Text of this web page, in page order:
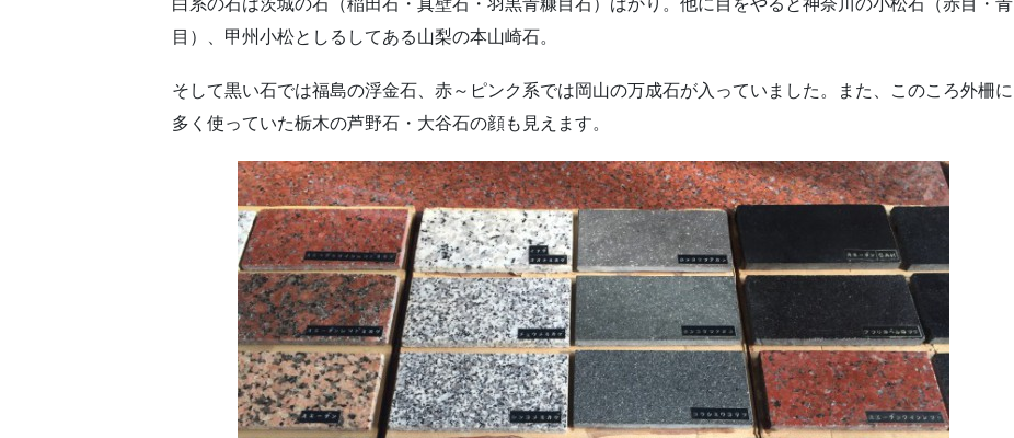
白系の石は茨城の石（稲田石・真壁石・羽黒青糠目石）ばかり。他に目をやると神奈川の小松石（赤目・青
目）、甲州小松としるしてある山梨の本山崎石。
そして黒い石では福島の浮金石、赤～ピンク系では岡山の万成石が入っていました。また、このころ外柵に
多く使っていた栃木の芦野石・大谷石の顔も見えます。